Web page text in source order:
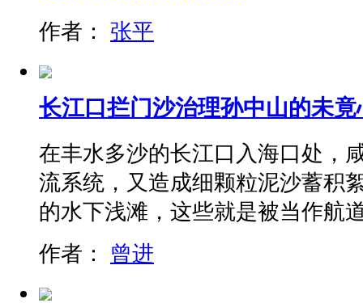
作者： 张平
长江口拦门沙治理孙中山的未竟
在丰水多沙的长江口入海口处，
流系统，又造成细颗粒泥沙蓄积
的水下浅滩，这些就是被当作
作者： 曾进